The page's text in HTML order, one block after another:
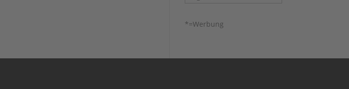
*=Werbung